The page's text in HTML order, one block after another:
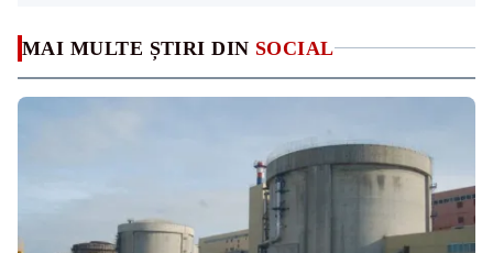
MAI MULTE ȘTIRI DIN SOCIAL